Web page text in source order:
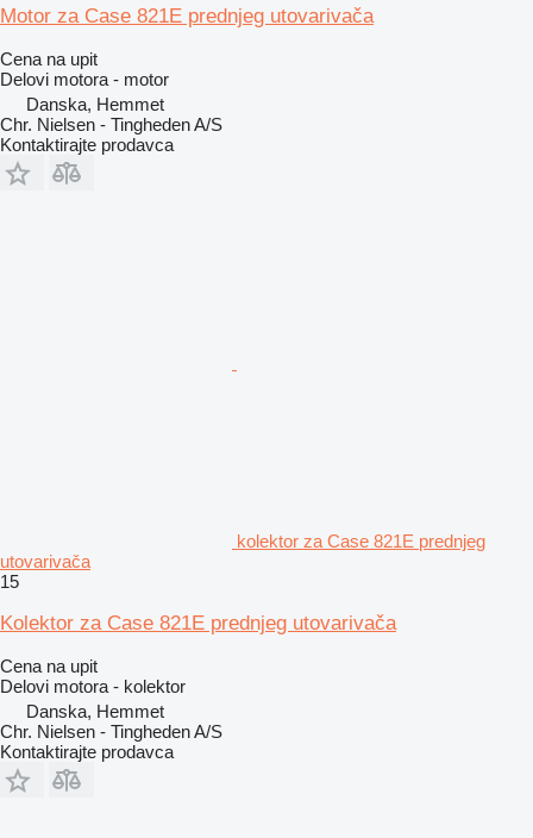
Motor za Case 821E prednjeg utovarivača
Cena na upit
Delovi motora - motor
Danska, Hemmet
Chr. Nielsen - Tingheden A/S
Kontaktirajte prodavca
kolektor za Case 821E prednjeg
utovarivača
15
Kolektor za Case 821E prednjeg utovarivača
Cena na upit
Delovi motora - kolektor
Danska, Hemmet
Chr. Nielsen - Tingheden A/S
Kontaktirajte prodavca